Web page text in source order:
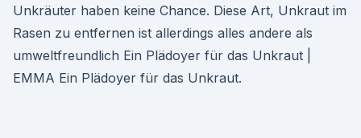
Unkräuter haben keine Chance. Diese Art, Unkraut im
Rasen zu entfernen ist allerdings alles andere als
umweltfreundlich Ein Plädoyer für das Unkraut |
EMMA Ein Plädoyer für das Unkraut.